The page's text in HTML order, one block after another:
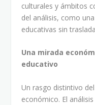
culturales y ámbitos
del análisis, como
educativas sin
Una mirada
educativo
Un rasgo distintivo
económico. El